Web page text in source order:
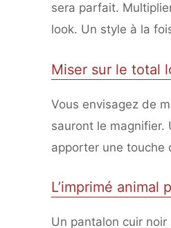
sera parfait.
look. Un style à la
Miser sur le total
Vous envisagez de
sauront le magnifier.
apporter une touche
L’imprimé animal
Un pantalon cuir